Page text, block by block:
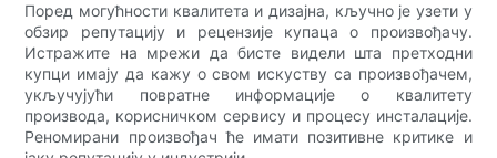
Поред могућности квалитета и дизајна, кључно је узети у
обзир репутацију и рецензије купаца о произвођачу.
Истражите на мрежи да бисте видели шта претходни
купци имају да кажу о свом искуству са произвођачем,
укључујући повратне информације о квалитету
производа, корисничком сервису и процесу инсталације.
Реномирани произвођач ће имати позитивне критике и